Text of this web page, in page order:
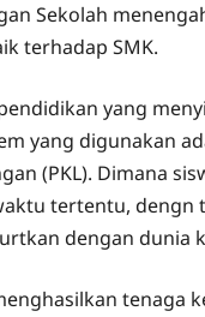
Sekolah
terhadap SMK.
yang
yang digunakan
(PKL). Dimana
tertentu,
dengan dunia